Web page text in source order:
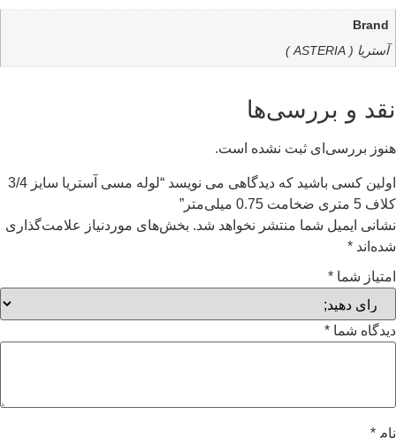
Brand
آستریا ( ASTERIA )
نقد و بررسی‌ها
هنوز بررسی‌ای ثبت نشده است.
اولین کسی باشید که دیدگاهی می نویسد “لوله مسی آستریا سایز 3/4
کلاف 5 متری ضخامت 0.75 میلی‌متر”
نشانی ایمیل شما منتشر نخواهد شد. بخش‌های موردنیاز علامت‌گذاری
شده‌اند *
امتیاز شما *
دیدگاه شما *
نام *